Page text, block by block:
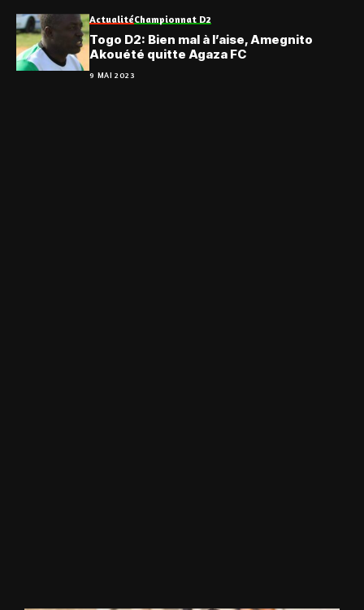
ActualitéChampionnat D2
Togo D2: Bien mal à l’aise, Amegnito
Akouété quitte Agaza FC
9 MAI 2023